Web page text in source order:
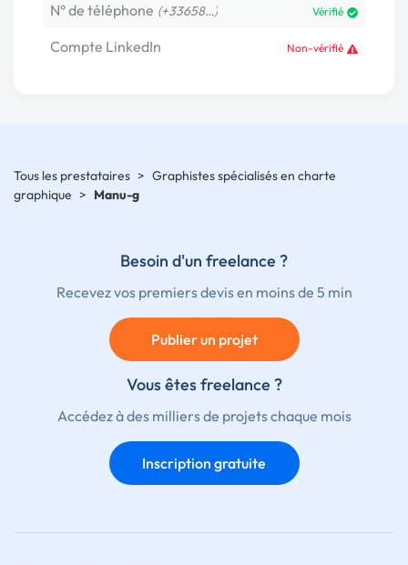
N° de téléphone (+33658…) Vérifié
Compte LinkedIn Non-vérifié
Tous les prestataires > Graphistes spécialisés en charte
graphique > Manu-g
Besoin d'un freelance ?
Recevez vos premiers devis en moins de 5 min
Publier un projet
Vous êtes freelance ?
Accédez à des milliers de projets chaque mois
Inscription gratuite